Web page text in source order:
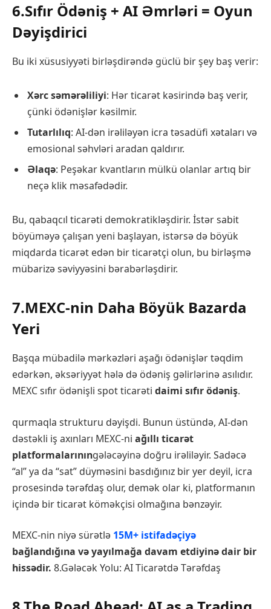
6.Sıfır Ödəniş + AI Əmrləri = Oyun
Dəyişdirici
Bu iki xüsusiyyəti birləşdirəndə güclü bir şey baş verir:
Xərc səmərəliliyi: Hər ticarət kəsirində baş verir,
çünki ödənişlər kəsilmir.
Tutarlılıq: AI-dən irəliləyən icra təsadüfi xətaları və
emosional səhvləri aradan qaldırır.
Əlaqə: Peşəkar kvantların mülkü olanlar artıq bir
neçə klik məsafədədir.
Bu, qabaqcıl ticarəti demokratikləşdirir. İstər sabit
böyüməyə çalışan yeni başlayan, istərsə də böyük
miqdarda ticarət edən bir ticarətçi olun, bu birləşmə
mübarizə səviyyəsini bərabərləşdirir.
7.MEXC-nin Daha Böyük Bazarda
Yeri
Başqa mübadilə mərkəzləri aşağı ödənişlər təqdim
edərkən, əksəriyyət hələ də ödəniş gəlirlərinə asılıdır.
MEXC sıfır ödənişli spot ticarəti daimi sıfır ödəniş.
qurmaqla strukturu dəyişdi. Bunun üstündə, AI-dən
dəstəkli iş axınları MEXC-ni ağıllı ticarət
platformalarınıngələcəyinə doğru irəliləyir. Sadəcə
“al” ya da “sat” düyməsini basdığınız bir yer deyil, icra
prosesində tərəfdaş olur, demək olar ki, platformanın
içində bir ticarət köməkçisi olmağına bənzəyir.
MEXC-nin niyə sürətlə 15M+ istifadəçiyə
bağlandığına və yayılmağa davam etdiyinə dair bir
hissədir. 8.Gələcək Yolu: AI Ticarətdə Tərəfdaş